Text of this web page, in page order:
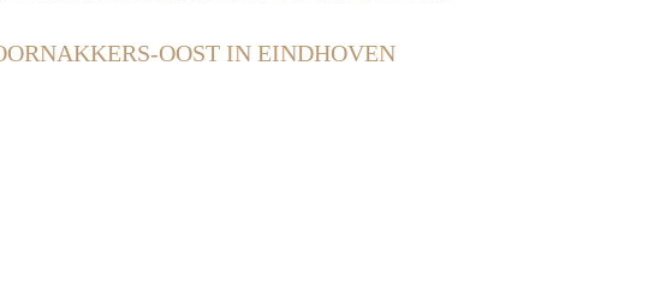
OOST IN EINDHOVEN